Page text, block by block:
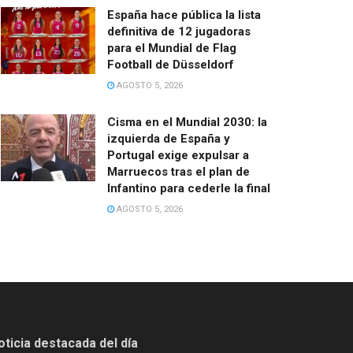
España hace pública la lista
definitiva de 12 jugadoras
para el Mundial de Flag
Football de Düsseldorf
AGOSTO 5, 2026
Cisma en el Mundial 2030: la
izquierda de España y
Portugal exige expulsar a
Marruecos tras el plan de
Infantino para cederle la final
AGOSTO 5, 2026
destacada del día